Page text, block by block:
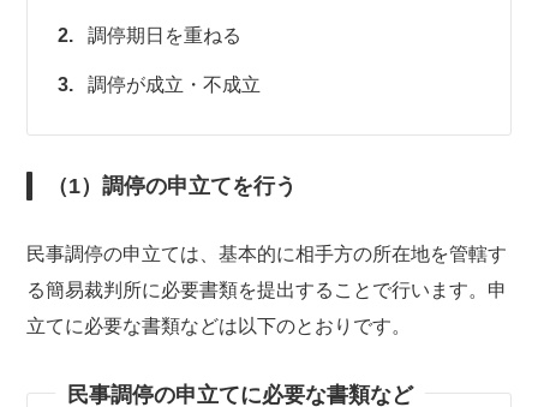
調停期日を重ねる
調停が成立・不成立
（1）調停の申立てを行う
民事調停の申立ては、基本的に相手方の所在地を管轄す
る簡易裁判所に必要書類を提出することで行います。申
立てに必要な書類などは以下のとおりです。
民事調停の申立てに必要な書類など